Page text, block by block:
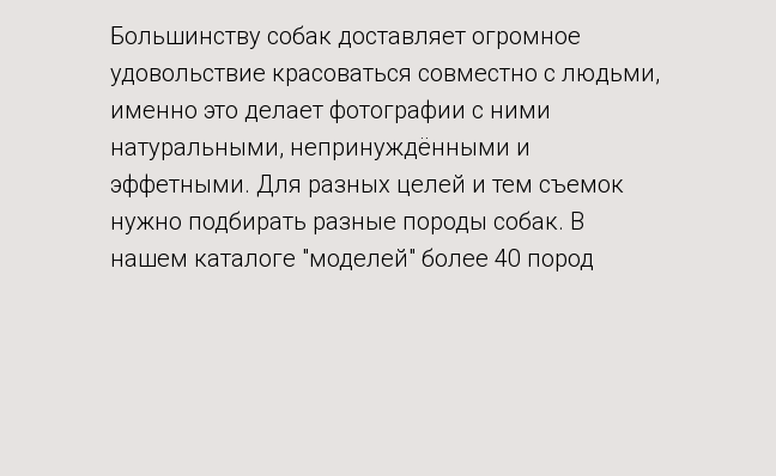
Большинству собак доставляет огромное
удовольствие красоваться совместно с людьми,
именно это делает фотографии с ними
натуральными, непринуждёнными и
эффетными. Для разных целей и тем съемок
нужно подбирать разные породы собак. В
нашем каталоге "моделей" более 40 пород